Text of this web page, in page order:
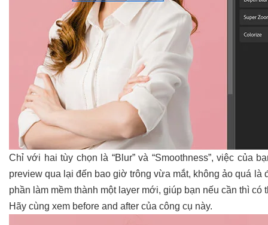
Chỉ với hai tùy chọn là “Blur” và “Smoothness”, việc của
preview qua lại đến bao giờ trông vừa mắt, không ảo quá
phần làm mềm thành một layer mới, giúp bạn nếu cần thì có
Hãy cùng xem before and after của công cụ này.